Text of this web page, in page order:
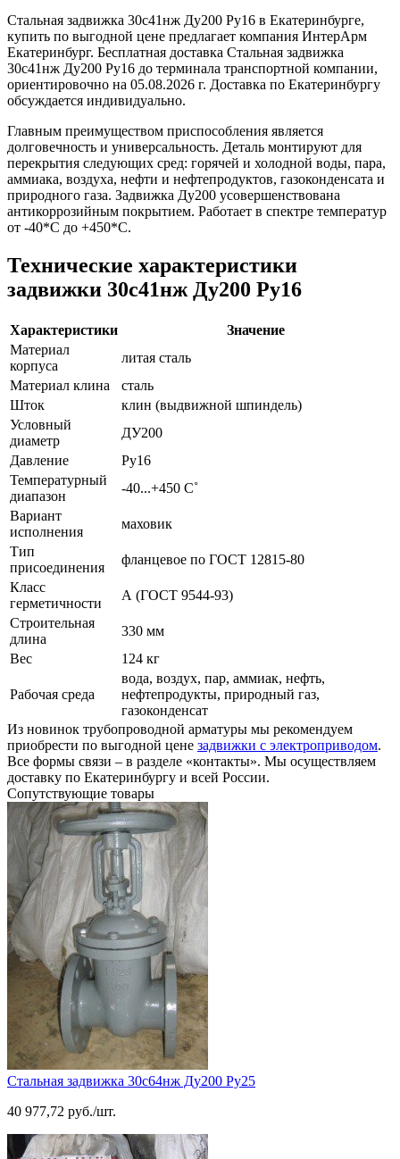
Стальная задвижка 30с41нж Ду200 Ру16 в Екатеринбурге,
купить по выгодной цене предлагает компания ИнтерАрм
Екатеринбург. Бесплатная доставка Стальная задвижка
30с41нж Ду200 Ру16 до терминала транспортной компании,
ориентировочно на 05.08.2026 г. Доставка по Екатеринбургу
обсуждается индивидуально.
Главным преимуществом приспособления является
долговечность и универсальность. Деталь монтируют для
перекрытия следующих сред: горячей и холодной воды, пара,
аммиака, воздуха, нефти и нефтепродуктов, газоконденсата и
природного газа. Задвижка Ду200 усовершенствована
антикоррозийным покрытием. Работает в спектре температур
от -40*C до +450*C.
Технические характеристики
задвижки 30с41нж Ду200 Ру16
Характеристики
Значение
Материал
корпуса
литая сталь
Материал клина
сталь
Шток
клин (выдвижной шпиндель)
Условный
диаметр
ДУ200
Давление
Ру16
Температурный
диапазон
-40...+450 С˚
Вариант
исполнения
маховик
Тип
присоединения
фланцевое по ГОСТ 12815-80
Класс
герметичности
А (ГОСТ 9544-93)
Строительная
длина
330 мм
Вес
124 кг
Рабочая среда
вода, воздух, пар, аммиак, нефть,
нефтепродукты, природный газ,
газоконденсат
Из новинок трубопроводной арматуры мы рекомендуем
приобрести по выгодной цене задвижки с электроприводом.
Все формы связи – в разделе «контакты». Мы осуществляем
доставку по Екатеринбургу и всей России.
Сопутствующие товары
Стальная задвижка 30с64нж Ду200 Ру25
40 977,72 руб./шт.